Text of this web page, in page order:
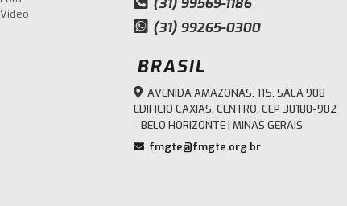
(31) 99569-1186
(31) 99265-0300
BRASIL
AVENIDA AMAZONAS, 115, SALA 908
EDIFICIO CAXIAS, CENTRO, CEP 30180-902
- BELO HORIZONTE | MINAS GERAIS
fmgte@fmgte.org.br